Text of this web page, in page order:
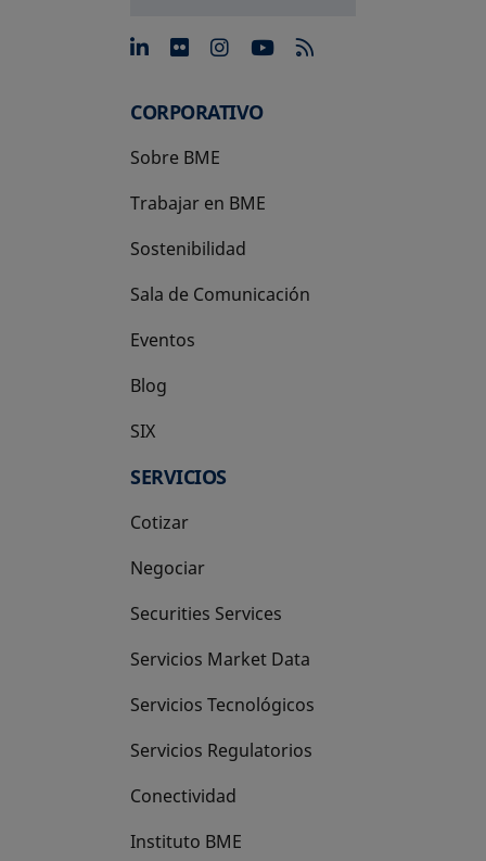
se abre en una pestaña
se abre en una pestaña
se abre en una
se abre en una
CORPORATIVO
Sobre BME
Trabajar en BME
Sostenibilidad
Sala de Comunicación
Eventos
Blog
SIX
se abre en una pestaña nueva
SERVICIOS
Cotizar
Negociar
Securities Services
Servicios Market Data
Servicios Tecnológicos
Servicios Regulatorios
Conectividad
Instituto BME
se abre en una pestaña nueva